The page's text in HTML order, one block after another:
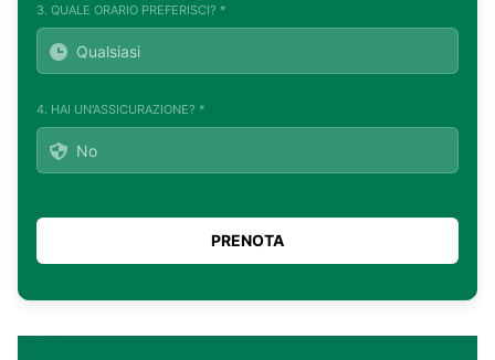
3. QUALE ORARIO PREFERISCI? *
4. HAI UN'ASSICURAZIONE? *